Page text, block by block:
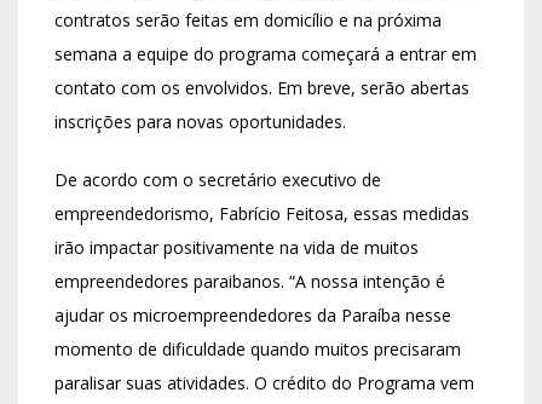
contratos serão feitas em domicílio e na próxima
semana a equipe do programa começará a entrar em
contato com os envolvidos. Em breve, serão abertas
inscrições para novas oportunidades.
De acordo com o secretário executivo de
empreendedorismo, Fabrício Feitosa, essas medidas
irão impactar positivamente na vida de muitos
empreendedores paraibanos. “A nossa intenção é
ajudar os microempreendedores da Paraíba nesse
momento de dificuldade quando muitos precisaram
paralisar suas atividades. O crédito do Programa vem